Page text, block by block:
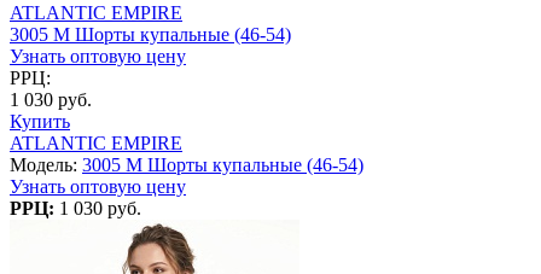
ATLANTIC EMPIRE
3005 M Шорты купальные (46-54)
Узнать оптовую цену
РРЦ:
1 030 руб.
Купить
ATLANTIC EMPIRE
Модель: 3005 M Шорты купальные (46-54)
Узнать оптовую цену
РРЦ: 1 030 руб.